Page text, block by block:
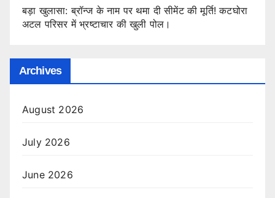
बड़ा खुलासा: ब्रॉन्ज के नाम पर थमा दी सीमेंट की मूर्ति! कटघोरा
अटल परिसर में भ्रष्टाचार की खुली पोल।
Archives
August 2026
July 2026
June 2026